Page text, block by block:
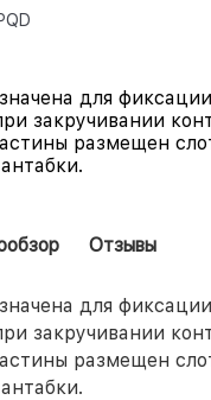
для
закручивании
размещен
Отзывы
для
закручивании
размещен